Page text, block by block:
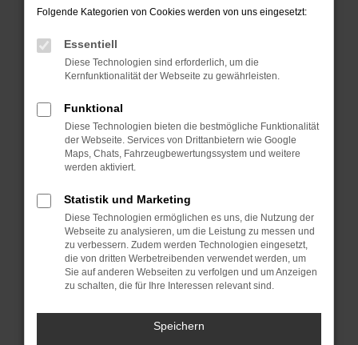
Fehler: Network Error
Beim Laden ist ein Fehler aufgetreten.
Hier sind ein paar Tipps, die dir helfen können:
Überprüfe deine Firewall und deine
Internetverbindung.
Laden andere Webseiten, zum Beispiel deine
Suchmaschine?
Manche Erweiterungen, wie Werbeblocker,
können das Laden bestimmter Seiten
verhindern. Funktioniert die Seite in einem
anderen Browser oder in einem privaten
Fenster?
Das kann manchmal helfen, vorübergehende
Probleme zu beheben.
Folgende Kategorien von Cookies werden von uns eingesetzt:
Essentiell
Diese Technologien sind erforderlich, um die
Kernfunktionalität der Webseite zu gewährleisten.
Funktional
Diese Technologien bieten die bestmögliche Funktionalität
der Webseite. Services von Drittanbietern wie Google
Maps, Chats, Fahrzeugbewertungssystem und weitere
werden aktiviert.
Statistik und Marketing
Diese Technologien ermöglichen es uns, die Nutzung der
Webseite zu analysieren, um die Leistung zu messen und
zu verbessern. Zudem werden Technologien eingesetzt,
die von dritten Werbetreibenden verwendet werden, um
Sie auf anderen Webseiten zu verfolgen und um Anzeigen
zu schalten, die für Ihre Interessen relevant sind.
Speichern